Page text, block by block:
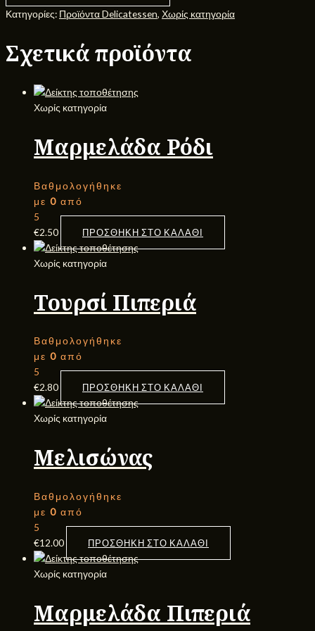
Κατηγορίες: Προϊόντα Delicatessen, Χωρίς κατηγορία
Σχετικά προϊόντα
Χωρίς κατηγορία
Μαρμελάδα Ρόδι
Βαθμολογήθηκε
με 0 από
5
€2.50 ΠΡΟΣΘΉΚΗ ΣΤΟ ΚΑΛΆΘΙ
Χωρίς κατηγορία
Τουρσί Πιπεριά
Βαθμολογήθηκε
με 0 από
5
€2.80 ΠΡΟΣΘΉΚΗ ΣΤΟ ΚΑΛΆΘΙ
Χωρίς κατηγορία
Μελισώνας
Βαθμολογήθηκε
με 0 από
5
€12.00 ΠΡΟΣΘΉΚΗ ΣΤΟ ΚΑΛΆΘΙ
Χωρίς κατηγορία
Μαρμελάδα Πιπεριά